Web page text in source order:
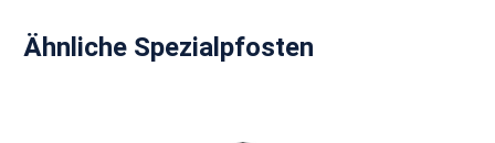
Produktgalerie überspringen
Ähnliche Spezialpfosten